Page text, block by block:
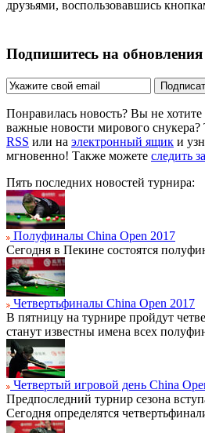
друзьями, воспользовавшись
Подпишитесь на обновления
Понравилась новость? Вы не
важные новости мирового снукера?
RSS или на электронный ящик и
мгновенно! Также можете следить
Пять последних новостей турнира:
Полуфиналы China Open 2017
Сегодня в Пекине состоятся
Четвертьфиналы China Open 2017
В пятницу на турнире пройдут
станут известны имена всех
Четвертый игровой день China
Предпоследний турнир сезона
Сегодня определятся